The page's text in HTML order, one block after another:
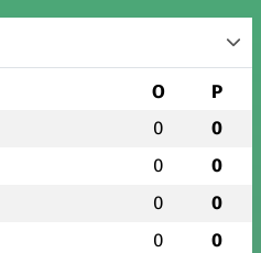
O P
0 0
0 0
0 0
0 0